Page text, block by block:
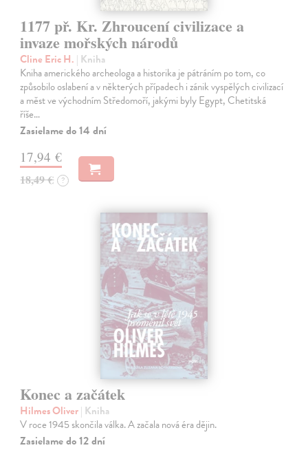
1177 př. Kr. Zhroucení civilizace a
invaze mořských národů
Cline Eric H. | Kniha
Kniha amerického archeologa a historika je pátráním po tom, co
způsobilo oslabení a v některých případech i zánik vyspělých civilizací
a měst ve východním Středomoří, jakými byly Egypt, Chetitská
říše…
Zasielame do 14 dní
17,94 €
18,49 € ?
Konec a začátek
Hilmes Oliver| Kniha
V roce 1945 skončila válka. A začala nová éra dějin.
Zasielame do 12 dní